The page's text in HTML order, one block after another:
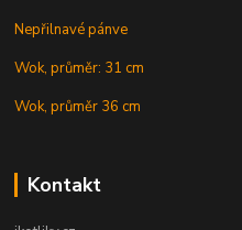
Nepřilnavé pánve
Wok, průměr: 31 cm
Wok, průměr 36 cm
Kontakt